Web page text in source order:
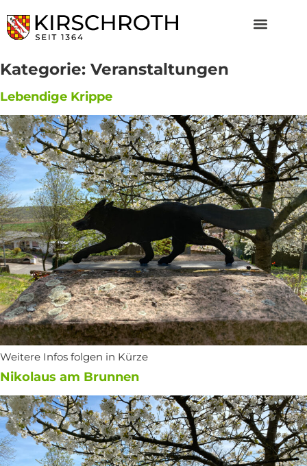
Kategorie: Veranstaltungen
Lebendige Krippe
Weitere Infos folgen in Kürze
Nikolaus am Brunnen